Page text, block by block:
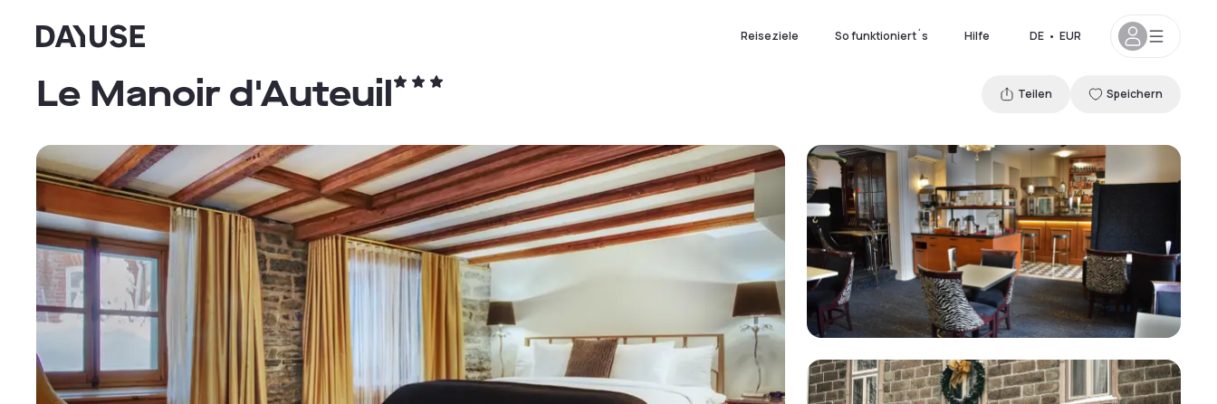
Dayuse Reiseziele So funktioniert´s Hilfe DE • EUR
Le Manoir d'Auteuil Teilen Speichern